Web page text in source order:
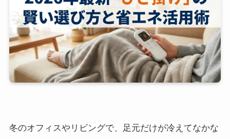
冬のオフィスやリビングで、足元だけが冷えてなかな